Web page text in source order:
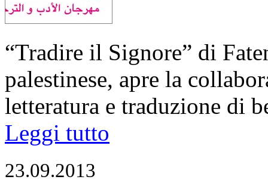
“Tradire il Signore” di
palestinese, apre la
letteratura e traduzione di
Leggi tutto
23.09.2013